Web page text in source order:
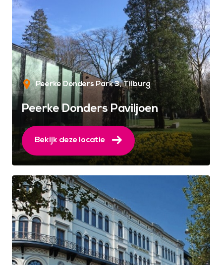
Peerke Donders Park 3 Tilburg
Peerke Donders Paviljoen
Bekijk deze locatie